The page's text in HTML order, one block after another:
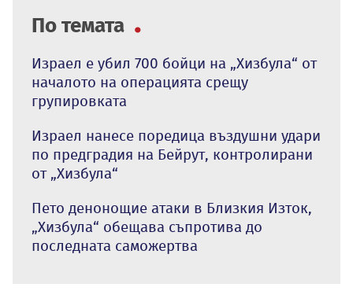
По темата
Израел е убил 700 бойци на „Хизбула“ от
началото на операцията срещу
групировката
Израел нанесе поредица въздушни удари
по предградия на Бейрут, контролирани
от „Хизбула“
Пето денонощие атаки в Близкия Изток,
„Хизбула“ обещава съпротива до
последната саможертва